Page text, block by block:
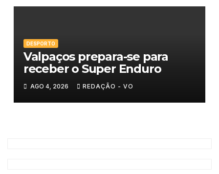
DESPORTO
Valpaços prepara-se para
receber o Super Enduro
AGO 4, 2026 REDAÇÃO - VO